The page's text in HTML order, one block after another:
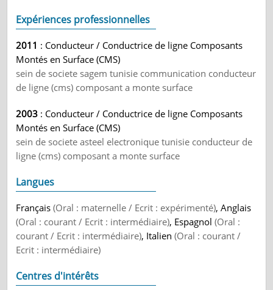
Expériences professionnelles
2011 : Conducteur / Conductrice de ligne Composants
Montés en Surface (CMS)
sein de societe sagem tunisie communication conducteur
de ligne (cms) composant a monte surface
2003 : Conducteur / Conductrice de ligne Composants
Montés en Surface (CMS)
sein de societe asteel electronique tunisie conducteur de
ligne (cms) composant a monte surface
Langues
Français(Oral : maternelle / Ecrit : expérimenté), Anglais
(Oral : courant / Ecrit : intermédiaire), Espagnol(Oral :
courant / Ecrit : intermédiaire), Italien(Oral : courant /
Ecrit : intermédiaire)
Centres d'intérêts